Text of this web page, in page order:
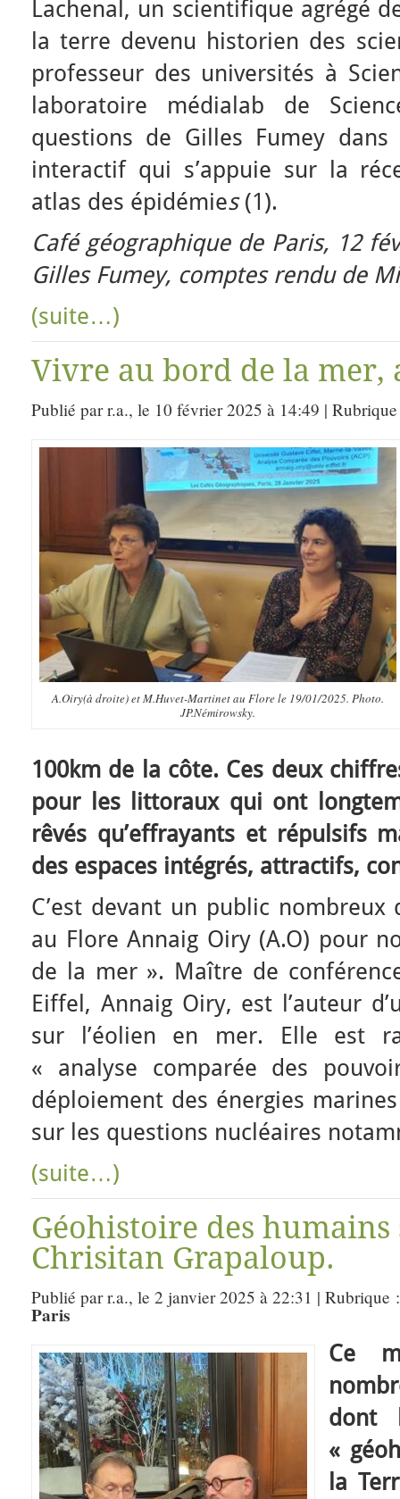
Lachenal, un scientifique agrégé
la terre devenu historien des
professeur des universités à
laboratoire médialab de
questions de Gilles Fumey
interactif qui s’appuie sur la
atlas des épidémies (1).
Café géographique de Paris, 12
Gilles Fumey, comptes rendu de
(suite…)
Vivre au bord de la mer,
Publié par r.a., le 10 février 2025 à 14:49 |
A.Oiry(à droite) et M.Huvet-Martinet au Flore le 19/01/2025. Photo.
JP.Némirowsky.
100km de la côte. Ces deux
pour les littoraux qui ont
rêvés qu’effrayants et répulsifs
des espaces intégrés, attractifs,
C’est devant un public nombreux
au Flore Annaig Oiry (A.O) pour
de la mer ». Maître de
Eiffel, Annaig Oiry, est l’auteur
sur l’éolien en mer. Elle est
« analyse comparée des
déploiement des énergies
sur les questions nucléaires
(suite…)
Géohistoire des
Chrisitan Grapaloup.
Publié par r.a., le 2 janvier 2025 à 22:31 | Rubrique
Paris
Ce
dont
«
la